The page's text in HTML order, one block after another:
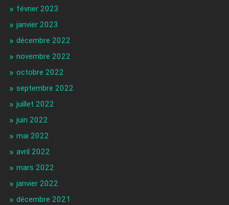
février 2023
janvier 2023
décembre 2022
novembre 2022
octobre 2022
septembre 2022
juillet 2022
juin 2022
mai 2022
avril 2022
mars 2022
janvier 2022
décembre 2021